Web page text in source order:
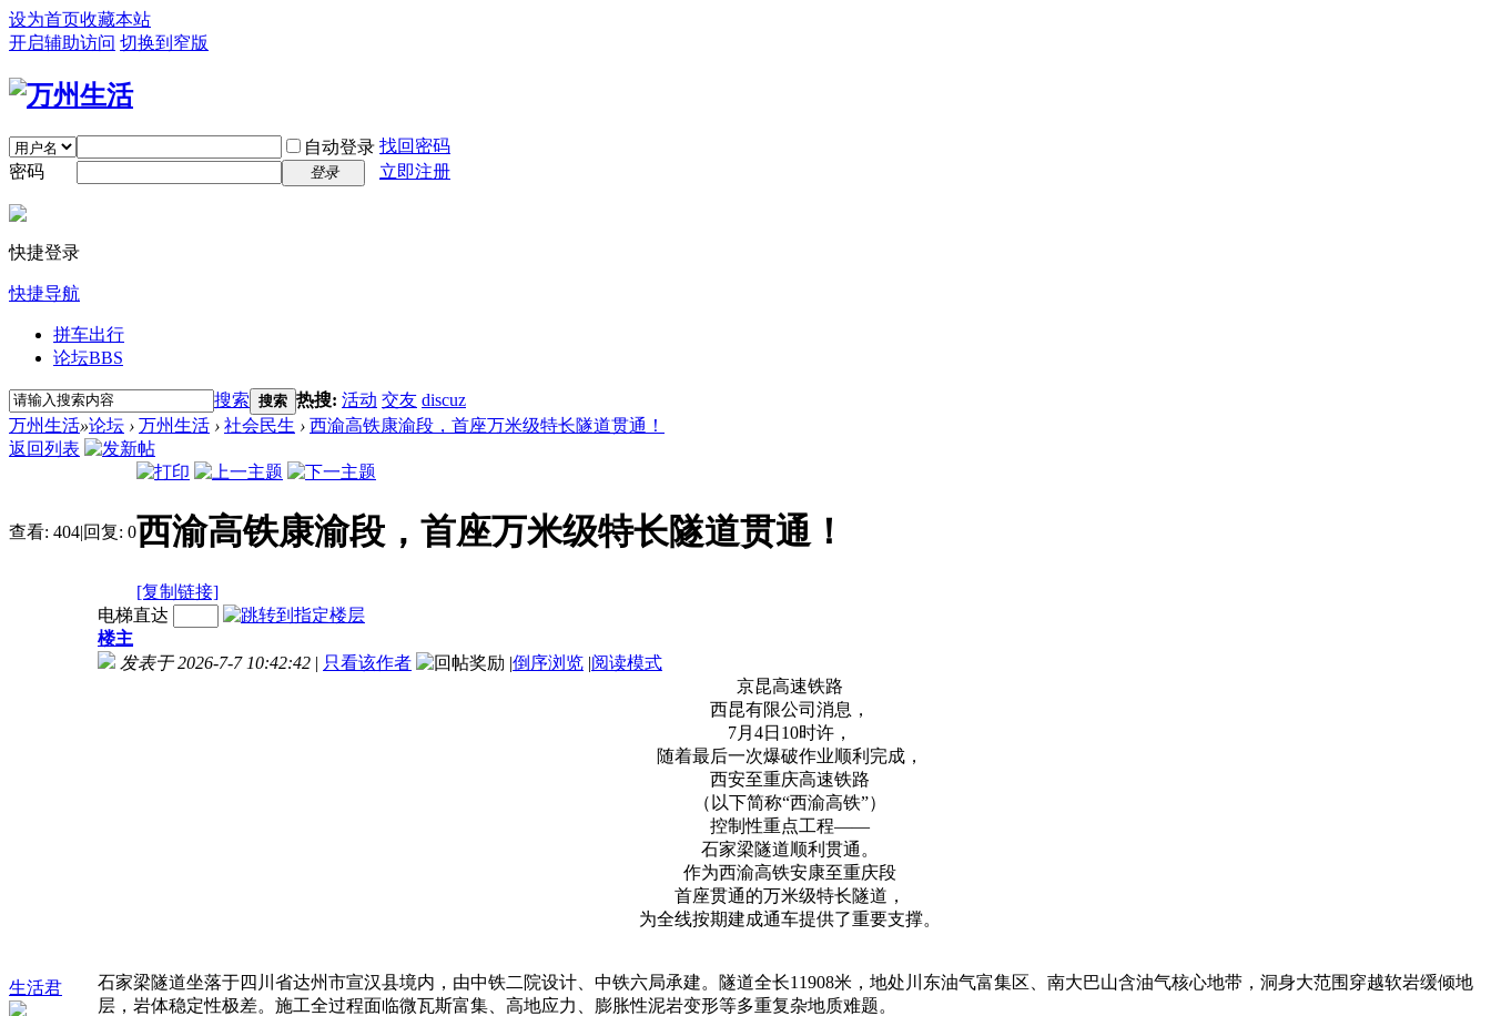
设为首页收藏本站
开启辅助访问 切换到窄版
自动登录 找回密码
密码
登录 立即注册
快捷登录
快捷导航
拼车出行
论坛BBS
搜索 搜索 热搜: 活动 交友 discuz
万州生活»论坛 › 万州生活 › 社会民生 › 西渝高铁康渝段，首座万米级特长隧道贯通！
返回列表
查看: 404|回复: 0西渝高铁康渝段，首座万米级特长隧道贯通！
[复制链接]
生活君
电梯直达
楼主
发表于 2026-7-7 10:42:42 | 只看该作者 |倒序浏览 |阅读模式
京昆高速铁路
西昆有限公司消息，
7月4日10时许，
随着最后一次爆破作业顺利完成，
西安至重庆高速铁路
（以下简称“西渝高铁”）
控制性重点工程——
石家梁隧道顺利贯通。
作为西渝高铁安康至重庆段
首座贯通的万米级特长隧道，
为全线按期建成通车提供了重要支撑。
石家梁隧道坐落于四川省达州市宣汉县境内，由中铁二院设计、中铁六局承建。隧道全长11908米，地处川东油气富集区、南大巴山含油气核心地带，洞身大范围穿越软岩缓倾地
层，岩体稳定性极差。施工全过程面临微瓦斯富集、高地应力、膨胀性泥岩变形等多重复杂地质难题。